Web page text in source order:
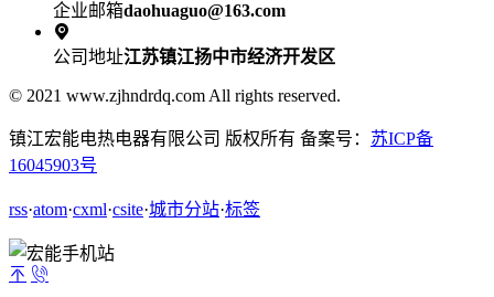
企业邮箱daohuaguo@163.com

公司地址江苏镇江扬中市经济开发区
© 2021 www.zjhndrdq.com All rights reserved.
镇江宏能电热电器有限公司 版权所有 备案号： 苏ICP备
16045903号
rss·atom·cxml·csite·城市分站·标签
 